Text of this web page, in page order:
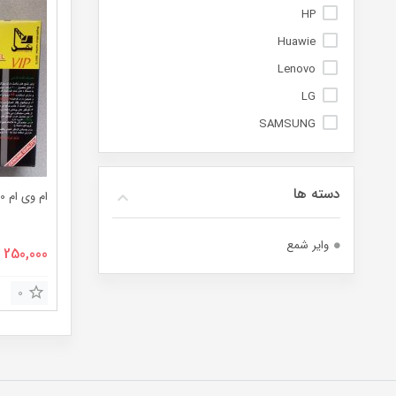
ام وی ام 110 سه سیلندر فابریکی
قیمت
اصلی:
بود.
250,000
0
HP
Huawie
Lenovo
LG
SAMSUNG
دسته ها
وایر شمع